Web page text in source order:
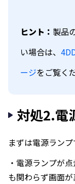
ヒント： 製品
い場合は、
ージをご覧く
対処2.電
まずは電源ラン
・電源ランプが
も関わらず画面